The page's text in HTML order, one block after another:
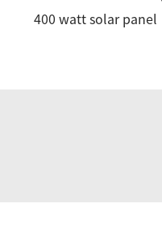
400 watt solar panel